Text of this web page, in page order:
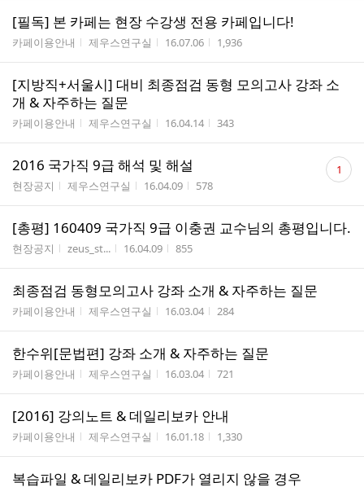
[필독] 본 카페는 현장 수강생 전용 카페입니다!
게시판명
카페이용안내 작성자
제우스연구실 작성시간
16.07.06 조회수
1,936
[지방직+서울시] 대비 최종점검 동형 모의고사 강좌 소
개 & 자주하는 질문
게시판명
카페이용안내 작성자
제우스연구실 작성시간
16.04.14 조회수
343
2016 국가직 9급 해석 및 해설
게시판명
현장공지 작성자
제우스연구실 작성시간
16.04.09 조회수
578
댓
글 1
[총평] 160409 국가직 9급 이충권 교수님의 총평입니다.
게시판명
현장공지 작성자
zeus_st... 작성시간
16.04.09 조회수
855
최종점검 동형모의고사 강좌 소개 & 자주하는 질문
게시판명
카페이용안내 작성자
제우스연구실 작성시간
16.03.04 조회수
284
한수위[문법편] 강좌 소개 & 자주하는 질문
게시판명
카페이용안내 작성자
제우스연구실 작성시간
16.03.04 조회수
721
[2016] 강의노트 & 데일리보카 안내
게시판명
카페이용안내 작성자
제우스연구실 작성시간
16.01.18 조회수
1,330
복습파일 & 데일리보카 PDF가 열리지 않을 경우